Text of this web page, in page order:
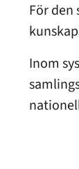
För
Inom